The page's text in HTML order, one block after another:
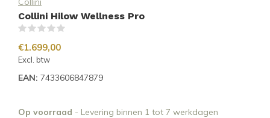
Collini Hilow Wellness Pro
€1.699,00
Excl. btw
EAN: 7433606847879
Op voorraad - Levering binnen 1 tot 7 werkdagen